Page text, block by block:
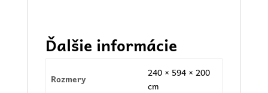
Ďalšie informácie
Rozmery
240 × 594 × 200
cm